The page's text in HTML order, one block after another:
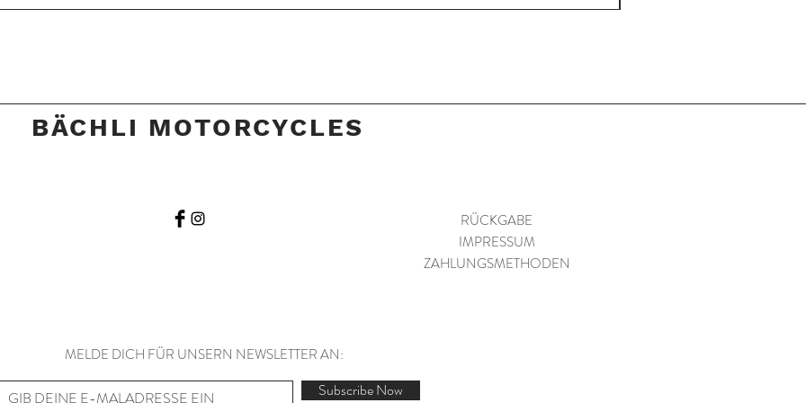
BÄCHLI MOTORCYCLES
RÜCKGABE
IMPRESSUM
ZAHLUNGSMETHODEN
MELDE DICH FÜR UNSERN NEWSLETTER AN:
Subscribe Now